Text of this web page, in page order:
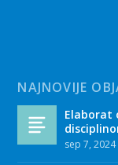
NAJNOVIJE
Elaborat
sep 7, 2024